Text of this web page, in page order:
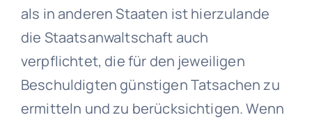
als in anderen Staaten ist hierzulande
die Staatsanwaltschaft auch
verpflichtet, die für den jeweiligen
Beschuldigten günstigen Tatsachen zu
ermitteln und zu berücksichtigen. Wenn